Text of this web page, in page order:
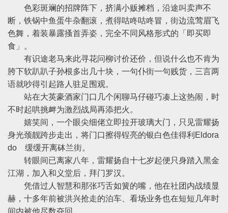
色彩斑斓的招牌阵下，挤满小贩摊档，沿途叫卖声不
断，铁锅中鱼蛋牛杂翻滚，煮得咕咚咕咚冒，街边流莺眉飞
色舞，着装暴露搔首弄姿，完全不同风格形式的「即买即
食」。
有识途老马来此寻花问柳讨价还价，但说什么也不肯为
胯下软趴趴子孙根多出几十块，一句仆街一句贱货，三言两
语就吵得引起路人驻足围观。
站在大英豪酒家门口几个闲聊马仔碰巧凑上这热闹，时
不时起哄挑衅为激烈战局再添把火。
嬉笑间，一个眼尖细佬立即拉开玻璃大门，只见雷耀扬
身光颈靓跨步走出，将门口擦得锃亮的银白色佳得利Eldora
do 缓缓开离砵兰街。
转眼间已离家八年，雷耀扬自十七岁起便只身踏入黑金
江湖，加入和义堂后，拜门罗汉。
凭借过人智慧和那张巧舌如簧的嘴，他在社团内战绩显
赫，十多年前被洪兴抢走的泊车、看场业务也在短短几年时
间内被他尽数夺回。